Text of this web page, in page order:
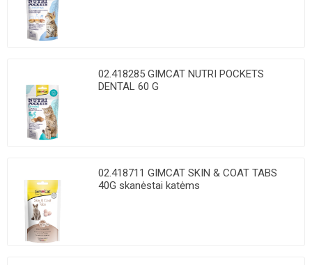
02.418285 GIMCAT NUTRI POCKETS
DENTAL 60 G
02.418711 GIMCAT SKIN & COAT TABS
40G skanėstai katėms